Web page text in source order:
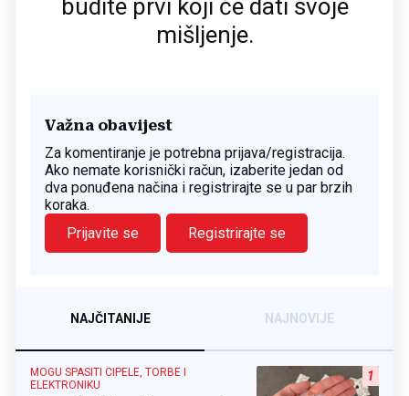
budite prvi koji će dati svoje
mišljenje.
Važna obavijest
Za komentiranje je potrebna prijava/registracija.
Ako nemate korisnički račun, izaberite jedan od
dva ponuđena načina i registrirajte se u par brzih
koraka.
Prijavite se
Registrirajte se
NAJČITANIJE NAJNOVIJE
1
MOGU SPASITI CIPELE, TORBE I
ELEKTRONIKU